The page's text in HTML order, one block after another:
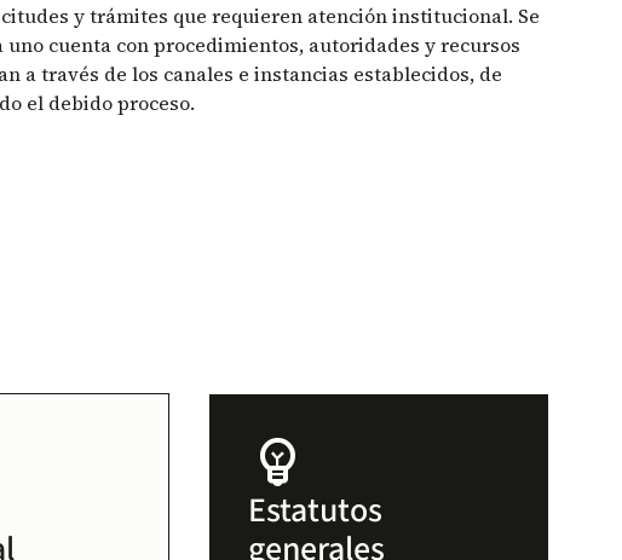
y trámites que requieren atención institucional. Se
cuenta con procedimientos, autoridades y recursos
a través de los canales e instancias establecidos, de
el debido proceso.
emoji_objects
Estatutos
generales